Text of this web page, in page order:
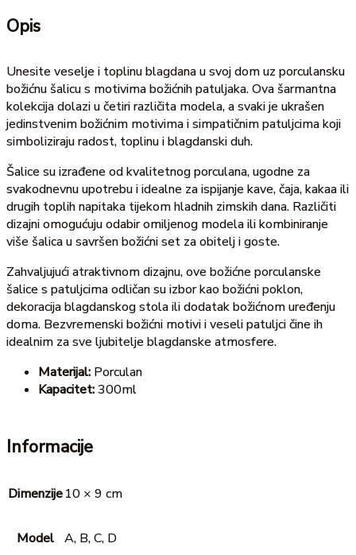
Opis
Unesite veselje i toplinu blagdana u svoj dom uz porculansku
božićnu šalicu s motivima božićnih patuljaka. Ova šarmantna
kolekcija dolazi u četiri različita modela, a svaki je ukrašen
jedinstvenim božićnim motivima i simpatičnim patuljcima koji
simboliziraju radost, toplinu i blagdanski duh.
Šalice su izrađene od kvalitetnog porculana, ugodne za
svakodnevnu upotrebu i idealne za ispijanje kave, čaja, kakaa ili
drugih toplih napitaka tijekom hladnih zimskih dana. Različiti
dizajni omogućuju odabir omiljenog modela ili kombiniranje
više šalica u savršen božićni set za obitelj i goste.
Zahvaljujući atraktivnom dizajnu, ove božićne porculanske
šalice s patuljcima odličan su izbor kao božićni poklon,
dekoracija blagdanskog stola ili dodatak božićnom uređenju
doma. Bezvremenski božićni motivi i veseli patuljci čine ih
idealnim za sve ljubitelje blagdanske atmosfere.
Materijal: Porculan
Kapacitet:300ml
Informacije
Dimenzije10 × 9 cm
Model A, B, C, D